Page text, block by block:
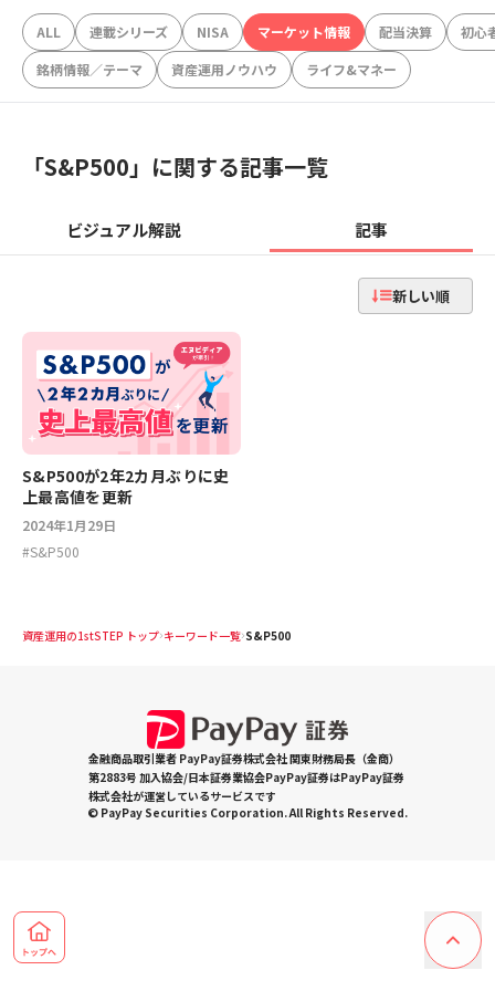
ALL 連載シリーズ NISA マーケット情報 配当決算
初心
銘柄情報／テーマ
資産運用ノウハウ ライフ&マネー
「S&P500」に関する記事一覧
ビジュアル解説 記事
新しい順
S&P500が2年2カ月ぶりに史
上最高値を更新
2024年1月29日
#S&P500
資産運用の1stSTEP トップ キーワード一覧 S&P500
金融商品取引業者 PayPay証券株式会社 関東財務局長（金商）
第2883号 加入協会/日本証券業協会PayPay証券はPayPay証券
株式会社が運営しているサービスです
© PayPay Securities Corporation. All Rights Reserved.